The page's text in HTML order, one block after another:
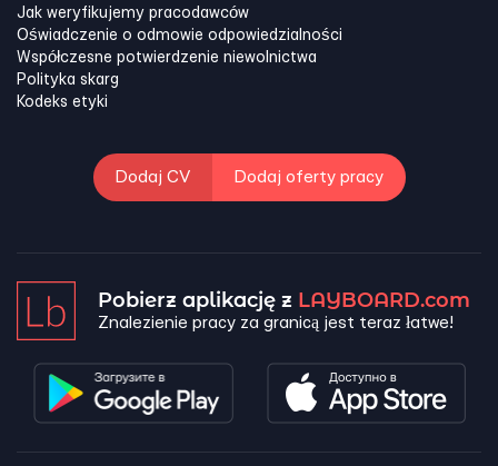
Jak weryfikujemy pracodawców
Oświadczenie o odmowie odpowiedzialności
Współczesne potwierdzenie niewolnictwa
Polityka skarg
Kodeks etyki
Dodaj CV Dodaj oferty pracy
Pobierz aplikację z LAYBOARD.com
Znalezienie pracy za granicą jest teraz łatwe!